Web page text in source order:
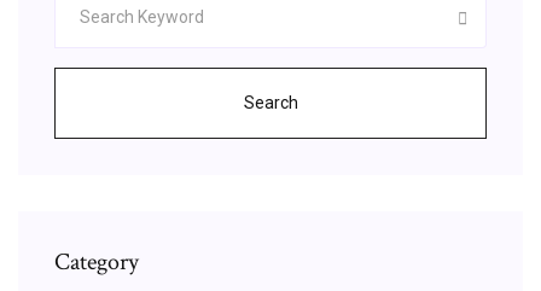
Search
Category